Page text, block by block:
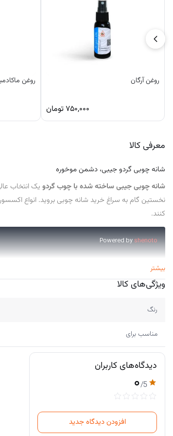
روغن آرگان
۷۵۰,۰۰۰تومان
روغن
معرفی کالا
شانه چوبی گردو جیبی، دشمن موخوره
شانه چوبی جیبی ساخته شده با چوب گردو یک انتخاب
نخستین گام به سراغ خرید شانه چوبی بروید. انواع
کنند.
این روزهامحصولات طبیعی و ارگانیکبدون استفاده از
استفاده از عناصر طبیعی برای ساخت شانه چوبی جیبی کمک
بیشتر
ویژگی‌های کالا
رنگ
مناسب برای
دیدگاه‌های کاربران
۰/5
افزودن دیدگاه جدید